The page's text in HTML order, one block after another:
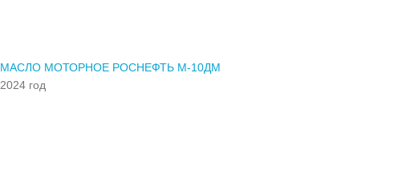
МАСЛО МОТОРНОЕ РОСНЕФТЬ М-10ДМ
2024 год